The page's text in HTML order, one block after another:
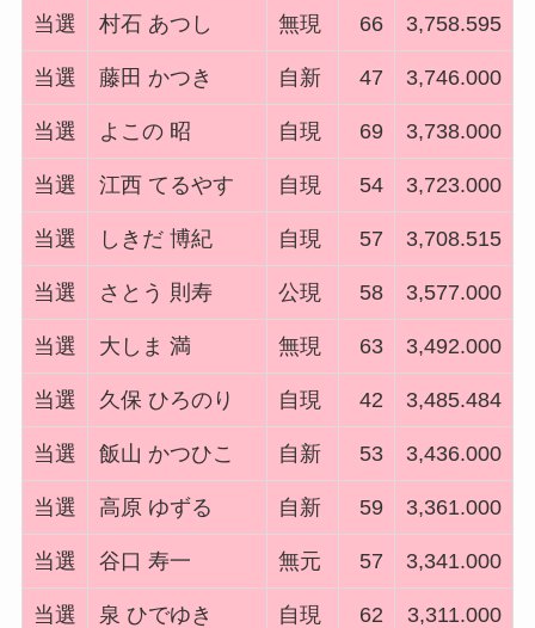
当選 村石 あつし 無現 66 3,758.595
当選 藤田 かつき 自新 47 3,746.000
当選 よこの 昭 自現 69 3,738.000
当選 江西 てるやす 自現 54 3,723.000
当選 しきだ 博紀 自現 57 3,708.515
当選 さとう 則寿 公現 58 3,577.000
当選 大しま 満 無現 63 3,492.000
当選 久保 ひろのり 自現 42 3,485.484
当選 飯山 かつひこ 自新 53 3,436.000
当選 高原 ゆずる 自新 59 3,361.000
当選 谷口 寿一 無元 57 3,341.000
当選 泉 ひでゆき 自現 62 3,311.000